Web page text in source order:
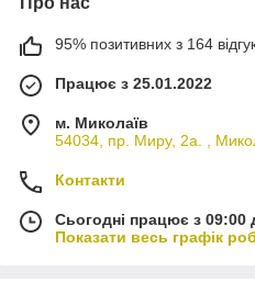
95% позитивних з 164
Працює з 25.01.2022
м. Миколаїв
54034, пр. Миру, 2а. ,
Контакти
Сьогодні працює з 09:00
Показати весь графік